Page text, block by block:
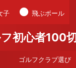
子 飛ぶボール
初心者100
ゴルフクラブ選び